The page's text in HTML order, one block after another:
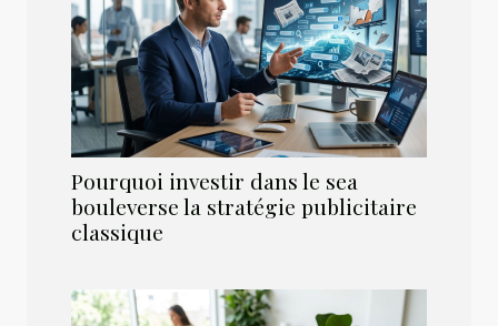
Pourquoi investir dans le sea
bouleverse la stratégie publicitaire
classique